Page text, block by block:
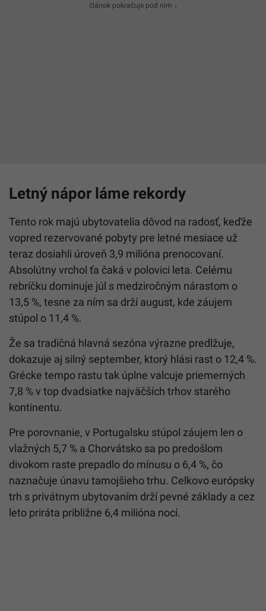
článok pokračuje pod ním ↓
Letný nápor láme rekordy
Tento rok majú ubytovatelia dôvod na radosť, keďže
vopred rezervované pobyty pre letné mesiace už
teraz dosiahli úroveň 3,9 milióna prenocovaní.
Absolútny vrchol ťa čaká v polovici leta. Celému
rebríčku dominuje júl s medziročným nárastom o
13,5 %, tesne za ním sa drží august, kde záujem
stúpol o 11,4 %.
Že sa tradičná hlavná sezóna výrazne predlžuje,
dokazuje aj silný september, ktorý hlási rast o 12,4 %.
Grécke tempo rastu tak úplne valcuje priemerných
7,8 % v top dvadsiatke najväčších trhov starého
kontinentu.
Pre porovnanie, v Portugalsku stúpol záujem len o
vlažných 5,7 % a Chorvátsko sa po predošlom
divokom raste prepadlo do mínusu o 6,4 %, čo
naznačuje únavu tamojšieho trhu. Celkovo európsky
trh s privátnym ubytovaním drží pevné základy a cez
leto priráta približne 6,4 milióna nocí.